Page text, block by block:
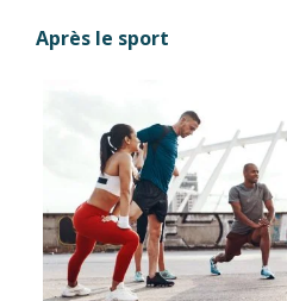
Après le sport